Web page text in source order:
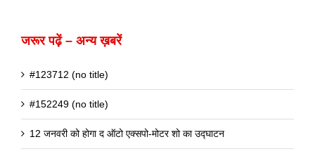
जरूर पढ़ें – अन्य ख़बरें
#123712 (no title)
#152249 (no title)
12 जनवरी को होगा द ऑटो एक्सपो-मोटर शो का उद्घाटन